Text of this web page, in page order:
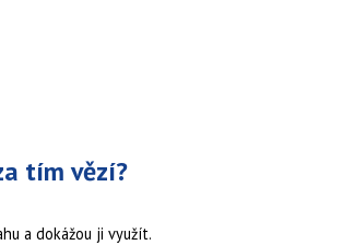
tím vězí?
a dokážou ji využít.